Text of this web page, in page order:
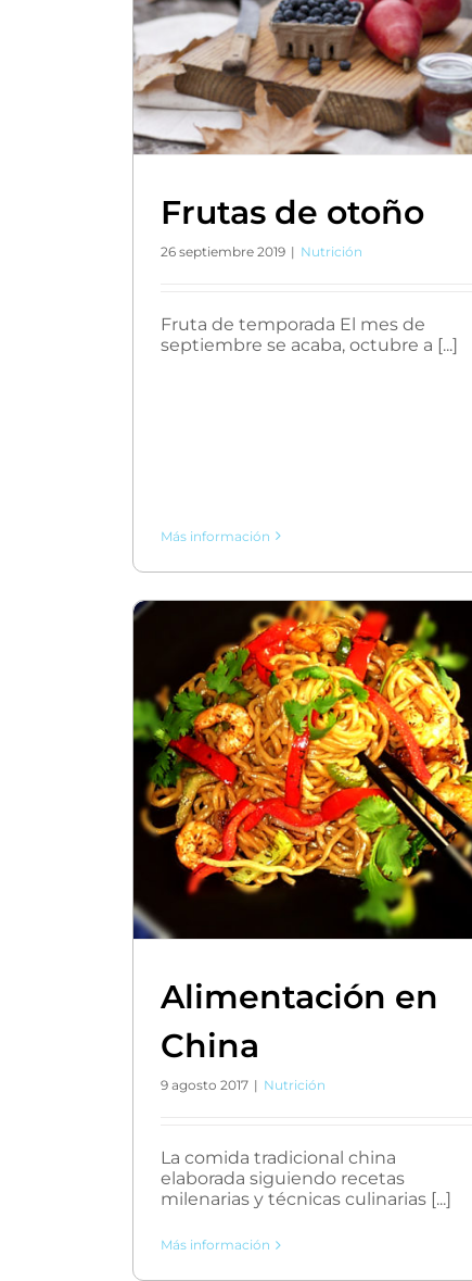
Frutas de otoño
26 septiembre 2019 | Nutrición
Fruta de temporada El mes de
septiembre se acaba, octubre a [...]
Más información
Alimentación en
China
9 agosto 2017 | Nutrición
La comida tradicional china
elaborada siguiendo recetas
milenarias y técnicas culinarias [...]
Más información